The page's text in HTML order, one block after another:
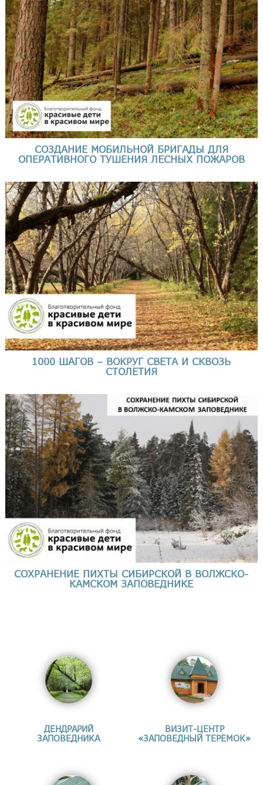
СОЗДАНИЕ МОБИЛЬНОЙ БРИГАДЫ ДЛЯ
ОПЕРАТИВНОГО ТУШЕНИЯ ЛЕСНЫХ ПОЖАРОВ
1000 ШАГОВ – ВОКРУГ СВЕТА И СКВОЗЬ
СТОЛЕТИЯ
СОХРАНЕНИЕ ПИХТЫ СИБИРСКОЙ В ВОЛЖСКО-
КАМСКОМ ЗАПОВЕДНИКЕ
ДЕНДРАРИЙ
ЗАПОВЕДНИКА
ВИЗИТ-ЦЕНТР
«ЗАПОВЕДНЫЙ ТЕРЕМОК»